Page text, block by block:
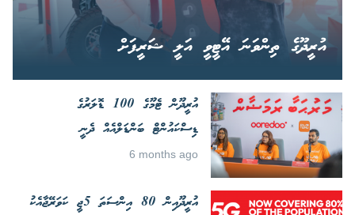
އުރީދޫގެ ތިންވަނަ އޭޓީވީ އަލީ ޝަރީފަށް
އުރީދޫން ޓެމޫގެ 100 ޑޮލަރުގެ
ޑިސްކައުންޓް ބަންޑަލްއެއް ދެނީ
6 months ago
އުރީދޫއިން 80 އިންސަތަ 5ޖީ ކަވަރޭޖާއެކު